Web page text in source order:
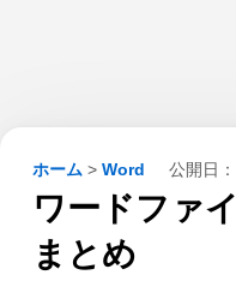
ホーム > Word 公開日：
ワードファ
まとめ